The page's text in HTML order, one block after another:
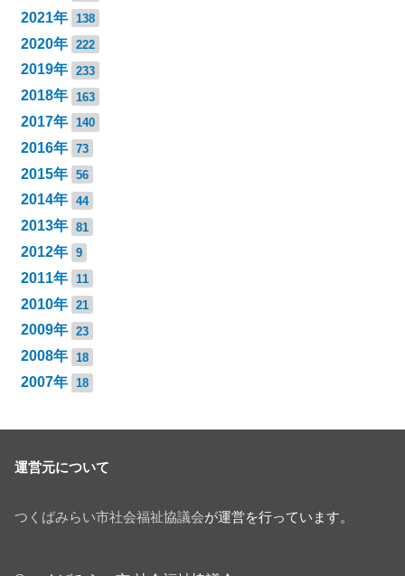
2021年 138
2020年 222
2019年 233
2018年 163
2017年 140
2016年 73
2015年 56
2014年 44
2013年 81
2012年 9
2011年 11
2010年 21
2009年 23
2008年 18
2007年 18
運営元について
つくばみらい市社会福祉協議会が運営を行っています。